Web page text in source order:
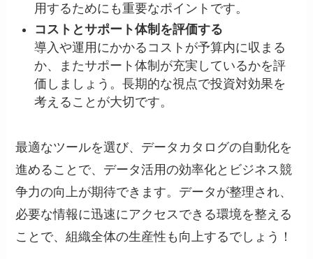
用するためにも重要なポイントです。
コストとサポート体制を評価する
導入や運用にかかるコストが予算内に収まる
か、またサポート体制が充実しているかを評
価しましょう。長期的な視点で投資対効果を
考えることが大切です。
最適なツールを選び、データカタログの自動化を
進めることで、データ活用の効率化とビジネス競
争力の向上が期待できます。データが整理され、
必要な情報に迅速にアクセスできる環境を整える
ことで、組織全体の生産性も向上するでしょう！